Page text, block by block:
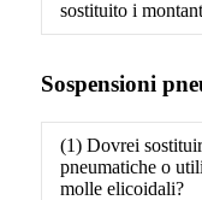
sostituito i
Sospensioni
(1) Dovrei
pneumatiche o
molle elicoidali?